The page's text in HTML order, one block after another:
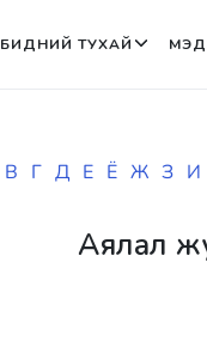
БИДНИЙ ТУХАЙ
В Г Д Е Ё Ж З И
Аялал